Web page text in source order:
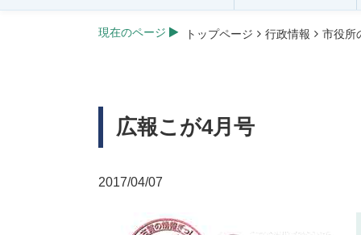
現在のページ トップページ 行政情報 市役所
広報こが4月号
2017/04/07